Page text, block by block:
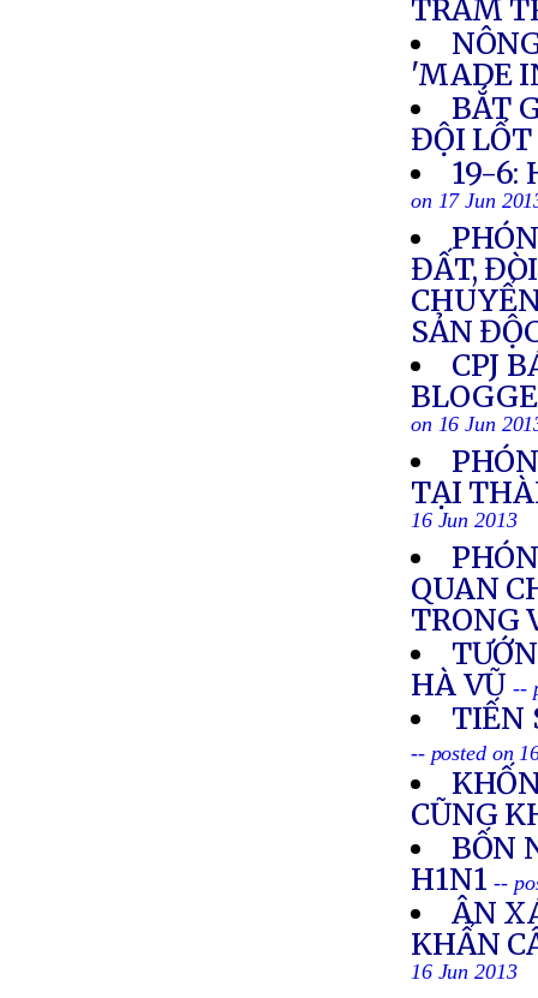
TRẦM
'MADE
BẮT
ĐỘI
19-6:
on 17 Jun
ĐẤT,
SẢN
CPJ
on 16 Jun
TẠI
16 Jun 2013
QUAN
TRONG
HÀ VŨ--
TIẾN
-- posted on
CŨNG
BỐN
H1N1--
ÂN
KHẨN
16 Jun 2013